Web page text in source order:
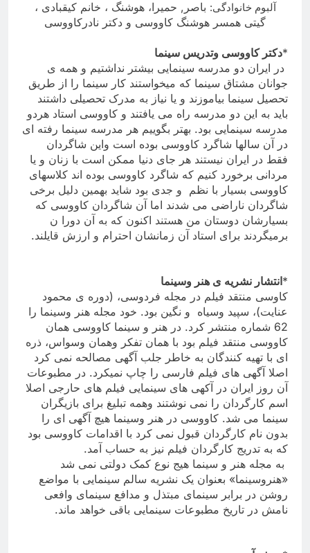
آلبوم خانوادگی: باصر, حمیرا، هوشنگ ، خانم کیقبادی ،
گیتی همسر هوشنگ کاووسی و دکتر نادرکاووسی
*دکتر کاووسی وتدریس سینما
در ایران دو مدرسه سینمایی بیشتر نداشتیم و همه ی
جوانان مشتاق سینما که میخواستند کار سینما را از طریق
تحصیل سینما بیاموزند و یا نیاز به مدرک تحصیلی داشتند
باید به این دو مدرسه راه می یافتند و کاووسی استاد هردو
مدرسه سینمایی بود. بهتر بگوییم هر مدرسه سینما رفته ای
در آن سالها شاگرد کاووسی بوده است واین شاگردان
فقط در ایران نیستند هر جای دنیا ممکن است با زنان و یا
مردانی برخورد کنیم که شاگرد کاووسی بوده اند کلاسهای
کاووسی بسیار با نظم و جدی بود شاید بهمین دلیل برخی
شاگردان ناراضی می شدند اما آن شاگردان کاووسی که
بسیارشان دوستان من هستند اکنون که به آن دورا ن
برمیگردند برای استاد آن زمانشان احترام و ارزش قایلند.
*انتشار نشریه ی هنر وسینما
کاوسی منتقد فیلم در مجله فردوسی، (دوره ی محمود
عنایت)، سپید وسیاه و نگین بود. خود مجله هنر وسینما را
62 شماره منتشر کرد. در هنر و سینما کاووسی همان
کاووسی منتقد فیلم بود با همان تفکر وهمان وسواس، ذره
ای با تهیه کنندگان به خاطر جلب آگهی مصالحه نمی کرد
اصلا آگهی های فیلم فارسی را چاپ نمیکرد. در مطبوعات
آن روز ایران در آکهی های سینمایی فیلم های حارجی اصلا
اسم کارگردان را نمی نوشتند وهمه تبلیغ برای بازیگران
سینما می شد. کاووسی در هنر وسینما هیچ آگهی ای را
بدون نام کارگردان قبول نمی کرد با اقدامات کاووسی بود
که به تدریج کارگردان فیلم نیز به حساب آمد.
به مجله هنر و سینما هیج نوع کمک دولتی نمی شد
«هنروسینما» بعنوان یک نشریه سالم سینمایی با مواضع
روشن در برابر سینمای مبتذل و مدافع سینمای وافعی
نامش در تاریخ مطبوعات سینمایی باقی خواهد ماند.